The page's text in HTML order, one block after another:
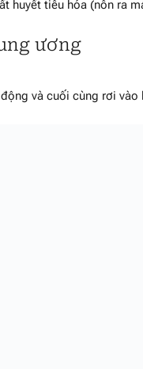
huyết tiêu hóa (nôn ra
ương
và cuối cùng rơi vào